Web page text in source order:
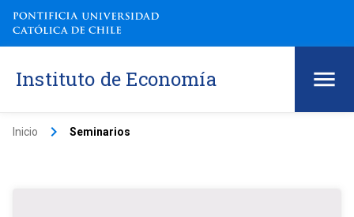
Instituto de Economía
Inicio keyboard_arrow_right Seminarios